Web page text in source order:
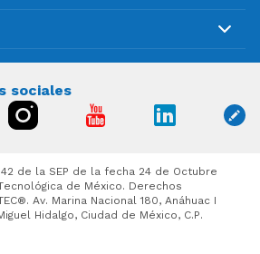
sociales
de la SEP de la fecha 24 de Octubre
de México. Derechos
Av. Marina Nacional 180, Anáhuac I
Hidalgo, Ciudad de México, C.P.